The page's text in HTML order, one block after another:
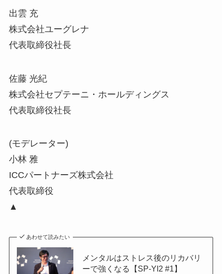
出雲 充
株式会社ユーグレナ
代表取締役社長
佐藤 光紀
株式会社セプテーニ・ホールディングス
代表取締役社長
(モデレーター)
小林 雅
ICCパートナーズ株式会社
代表取締役
▲
あわせて読みたい
メンタルはストレス後のリカバリ
ーで強くなる【SP-YI2 #1】